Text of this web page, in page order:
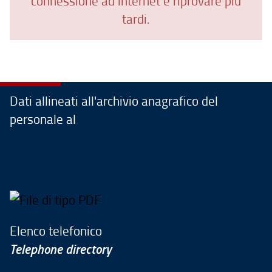
tardi.
Dati allineati all'archivio anagrafico del
personale al
Elenco telefonico
Telephone directory